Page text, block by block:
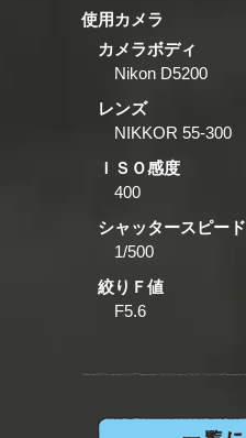
使用カメラ
カメラボディ
Nikon D5200
レンズ
NIKKOR 55-300
ＩＳＯ感度
400
シャッタースピード
1/500
絞りＦ値
F5.6